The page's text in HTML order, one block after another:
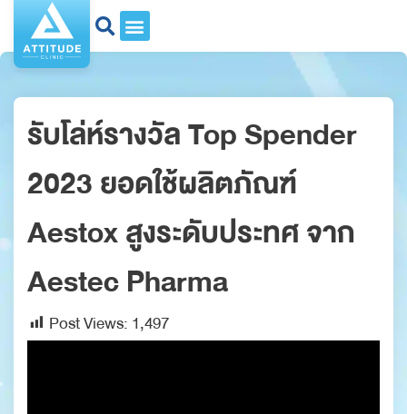
รับโล่ห์รางวัล Top Spender
2023 ยอดใช้ผลิตภัณฑ์
Aestox สูงระดับประทศ จาก
Aestec Pharma
Post Views: 1,497